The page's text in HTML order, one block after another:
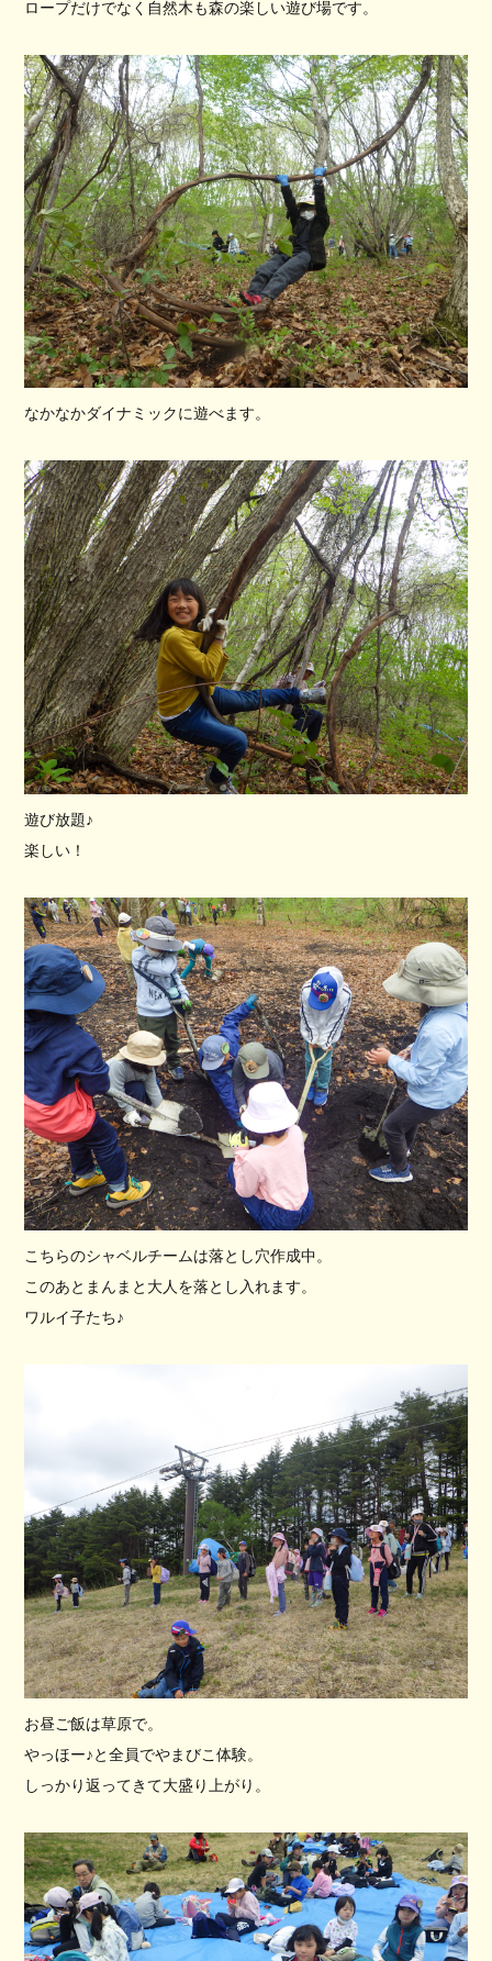
ロープだけでなく自然木も森の楽しい遊び場です。
なかなかダイナミックに遊べます。
遊び放題♪
楽しい！
こちらのシャベルチームは落とし穴作成中。
このあとまんまと大人を落とし入れます。
ワルイ子たち♪
お昼ご飯は草原で。
やっほー♪と全員でやまびこ体験。
しっかり返ってきて大盛り上がり。